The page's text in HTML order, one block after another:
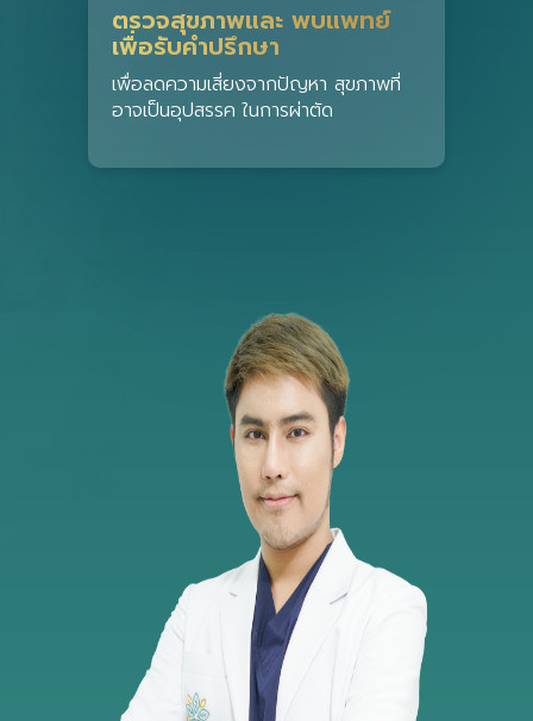
ตรวจสุขภาพและ พบแพทย์
เพื่อรับคำปรึกษา
เพื่อลดความเสี่ยงจากปัญหา สุขภาพที่
อาจเป็นอุปสรรค ในการผ่าตัด